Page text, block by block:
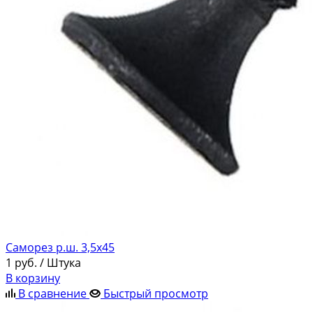
Саморез р.ш. 3,5х45
1 руб. / Штука
В корзину
В сравнение
Быстрый просмотр